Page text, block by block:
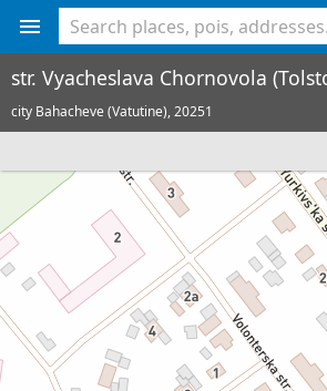
str. Vyacheslava Chornovola
city Bahacheve (Vatutine),20251
<% console.log(hcard) %>